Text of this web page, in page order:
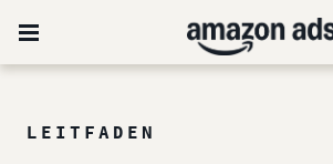
LEITFADEN